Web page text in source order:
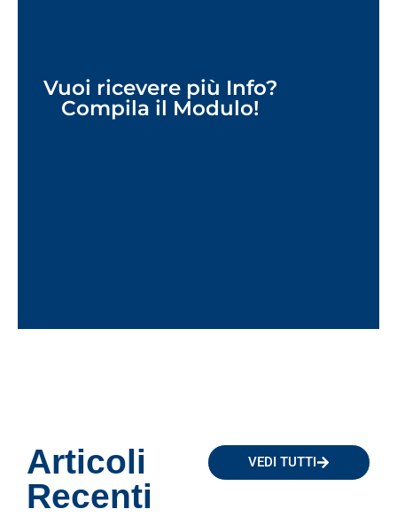
Vuoi ricevere più Info?
Compila il Modulo!
Articoli
Recenti
VEDI TUTTI